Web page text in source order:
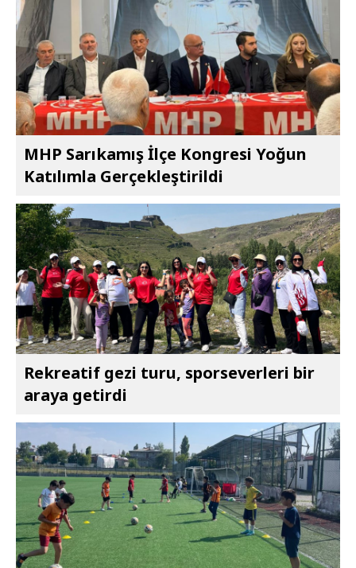
MHP Sarıkamış İlçe Kongresi Yoğun
Katılımla Gerçekleştirildi
Rekreatif gezi turu, sporseverleri bir
araya getirdi